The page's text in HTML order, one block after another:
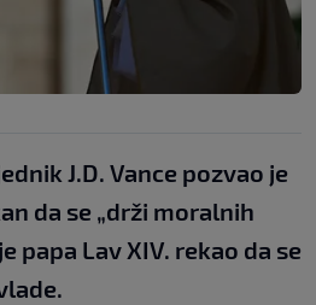
J.D. Vance pozvao je
da se „drži moralnih
papa Lav XIV. rekao da se